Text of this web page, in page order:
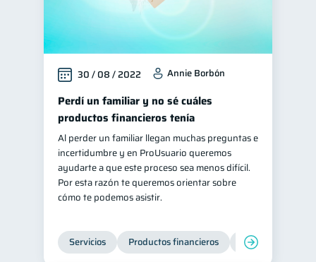
Educación financiera
Finanzas para jóvenes
Control de deudas 30
Finanzas familiares 25
Inclusión financiera 22
Bienestar financiero 22
Finanzas para mujeres 20
Organización Financiera 10
Entidad financiera
Consejos 6
Tarjeta de crédito
30 / 08 / 2022 Annie Borbón
Perdí un familiar y no sé cuáles
productos financieros tenía
Al perder un familiar llegan muchas preguntas e
incertidumbre y en ProUsuario queremos
ayudarte a que este proceso sea menos difícil.
Por esta razón te queremos orientar sobre
cómo te podemos asistir.
Servicios Productos financieros Inclusión